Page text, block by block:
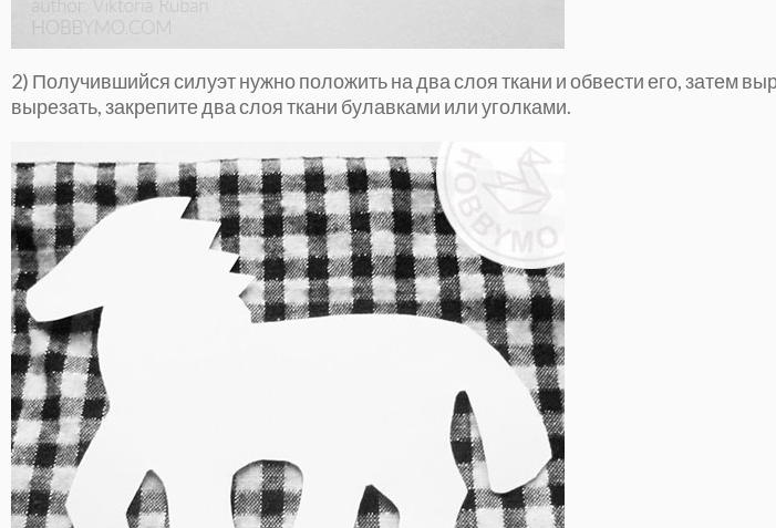
2) Получившийся силуэт нужно положить на два слоя ткани и обвести его, затем
вырезать, закрепите два слоя ткани булавками или уголками.